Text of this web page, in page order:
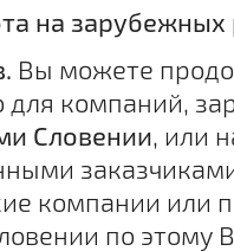
на зарубежных
Вы можете
для компаний,
Словении, или
компании или
по этому